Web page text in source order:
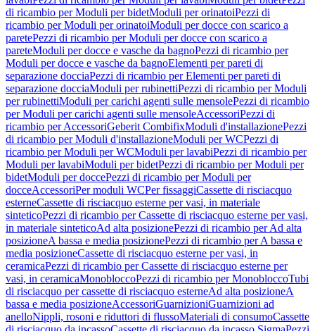
di ricambio per Moduli per bidetModuli per orinatoiPezzi di
ricambio per Moduli per orinatoiModuli per docce con scarico a
paretePezzi di ricambio per Moduli per docce con scarico a
pareteModuli per docce e vasche da bagnoPezzi di ricambio per
Moduli per docce e vasche da bagnoElementi per pareti di
separazione docciaPezzi di ricambio per Elementi per pareti di
separazione docciaModuli per rubinettiPezzi di ricambio per Moduli
per rubinettiModuli per carichi agenti sulle mensolePezzi di ricambio
per Moduli per carichi agenti sulle mensoleAccessoriPezzi di
ricambio per AccessoriGeberit CombifixModuli d'installazionePezzi
di ricambio per Moduli d'installazioneModuli per WCPezzi di
ricambio per Moduli per WCModuli per lavabiPezzi di ricambio per
Moduli per lavabiModuli per bidetPezzi di ricambio per Moduli per
bidetModuli per doccePezzi di ricambio per Moduli per
docceAccessoriPer moduli WCPer fissaggiCassette di risciacquo
esterneCassette di risciacquo esterne per vasi, in materiale
sinteticoPezzi di ricambio per Cassette di risciacquo esterne per vasi,
in materiale sinteticoAd alta posizionePezzi di ricambio per Ad alta
posizioneA bassa e media posizionePezzi di ricambio per A bassa e
media posizioneCassette di risciacquo esterne per vasi, in
ceramicaPezzi di ricambio per Cassette di risciacquo esterne per
vasi, in ceramicaMonobloccoPezzi di ricambio per MonobloccoTubi
di risciacquo per cassette di risciacquo esterneAd alta posizioneA
bassa e media posizioneAccessoriGuarnizioniGuarnizioni ad
anelloNippli, rosoni e riduttori di flussoMateriali di consumoCassette